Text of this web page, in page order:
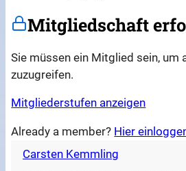
Mitgliedschaft
Sie müssen ein Mitglied sein, um
zuzugreifen.
Mitgliederstufen anzeigen
Already a member? Hier
Carsten Kemmling